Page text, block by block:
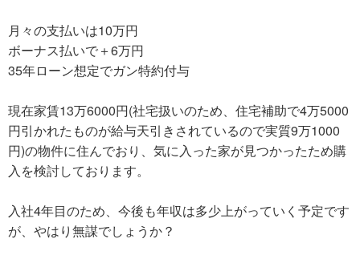
月々の支払いは10万円
ボーナス払いで＋6万円
35年ローン想定でガン特約付与
現在家賃13万6000円(社宅扱いのため、住宅補助で4万5000
円引かれたものが給与天引きされているので実質9万1000
円)の物件に住んでおり、気に入った家が見つかったため購
入を検討しております。
入社4年目のため、今後も年収は多少上がっていく予定です
が、やはり無謀でしょうか？